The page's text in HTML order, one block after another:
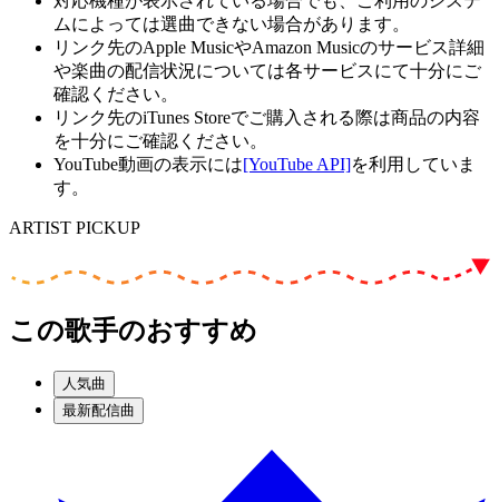
ムによっては選曲できない場合があります。
リンク先のApple MusicやAmazon Musicのサービス詳細
や楽曲の配信状況については各サービスにて十分にご
確認ください。
リンク先のiTunes Storeでご購入される際は商品の内容
を十分にご確認ください。
YouTube動画の表示には[YouTube API]を利用していま
す。
ARTIST PICKUP
この歌手のおすすめ
人気曲
最新配信曲